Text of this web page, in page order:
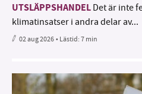
UTSLÄPPSHANDEL Det är inte
klimatinsatser i andra delar av...
02 aug 2026• Lästid:7 min